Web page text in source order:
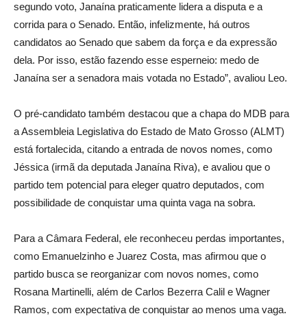
segundo voto, Janaína praticamente lidera a disputa e a
corrida para o Senado. Então, infelizmente, há outros
candidatos ao Senado que sabem da força e da expressão
dela. Por isso, estão fazendo esse esperneio: medo de
Janaína ser a senadora mais votada no Estado”, avaliou Leo.
O pré-candidato também destacou que a chapa do MDB para
a Assembleia Legislativa do Estado de Mato Grosso (ALMT)
está fortalecida, citando a entrada de novos nomes, como
Jéssica (irmã da deputada Janaína Riva), e avaliou que o
partido tem potencial para eleger quatro deputados, com
possibilidade de conquistar uma quinta vaga na sobra.
Para a Câmara Federal, ele reconheceu perdas importantes,
como Emanuelzinho e Juarez Costa, mas afirmou que o
partido busca se reorganizar com novos nomes, como
Rosana Martinelli, além de Carlos Bezerra Calil e Wagner
Ramos, com expectativa de conquistar ao menos uma vaga.